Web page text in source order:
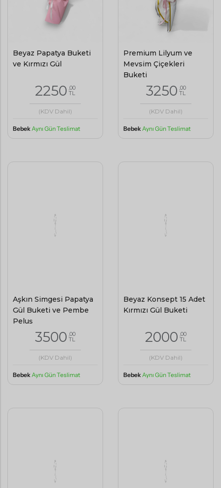
Beyaz Papatya Buketi
ve Kırmızı Gül
2250 ,00
TL
(KDV Dahil)
BebekAynı Gün Teslimat
Premium Lilyum ve
Mevsim Çiçekleri
Buketi
3250 ,00
TL
(KDV Dahil)
BebekAynı Gün Teslimat
Aşkın Simgesi Papatya
Gül Buketi ve Pembe
Peluş
3500 ,00
TL
(KDV Dahil)
Bebek Aynı Gün Teslimat
Beyaz Konsept 15 Adet
Kırmızı Gül Buketi
2000 ,00
TL
(KDV Dahil)
Bebek Aynı Gün Teslimat